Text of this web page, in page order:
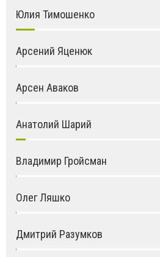
Юлия Тимошенко
Арсений Яценюк
Арсен Аваков
Анатолий Шарий
Владимир Гройсман
Олег Ляшко
Дмитрий Разумков